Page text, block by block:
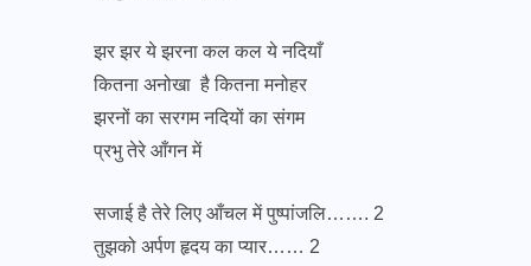
झर झर ये झरना कल कल ये नदियाँ
कितना अनोखा है कितना मनोहर
झरनों का सरगम नदियों का संगम
प्रभु तेरे आँगन में
सजाई है तेरे लिए आँचल में पुष्पांजलि……. 2
तुझको अर्पण हृदय का प्यार…… 2